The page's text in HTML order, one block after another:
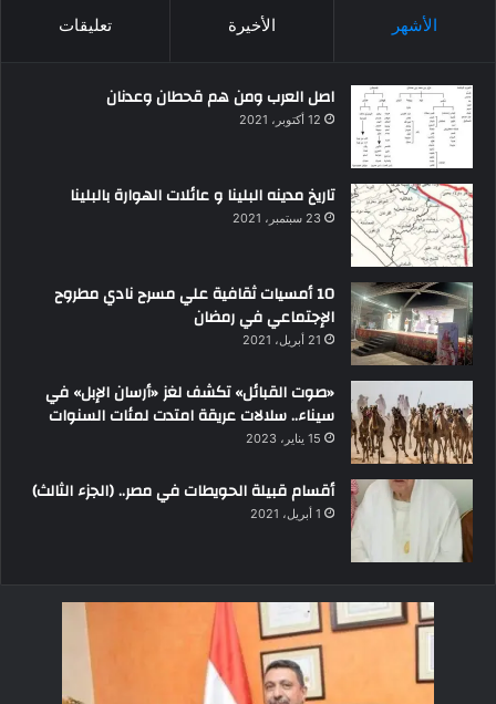
الأشهر الأخيرة تعليقات
اصل العرب ومن هم قحطان وعدنان
12 أكتوبر، 2021
تاريخ مدينه البلينا و عائلات الهوارة بالبلينا
23 سبتمبر، 2021
10 أمسيات ثقافية علي مسرح نادي مطروح
الإجتماعي في رمضان
21 أبريل، 2021
«صوت القبائل» تكشف لغز «أرسان الإبل» في
سيناء.. سلالات عريقة امتدت لمئات السنوات
15 يناير، 2023
أقسام قبيلة الحويطات في مصر.. (الجزء الثالث)
1 أبريل، 2021